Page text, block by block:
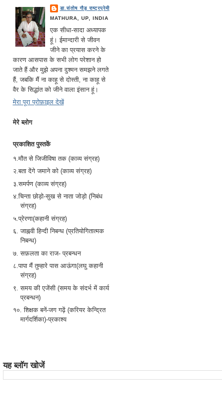
डा.संतोष गौड़ राष्ट्रप्रेमी
MATHURA, UP, INDIA
एक सीधा-सादा अध्यापक
हूं। ईमान्दारी से जीवन
जीने का प्रयास करने के
कारण आसपास के सभी लोग परेशान हो
जाते हैं और मुझे अपना दुश्मन समझने लगते
हैं, जबकि मैं ना काहू से दोस्ती, ना काहू से
वैर के सिद्धांत को जीने वाला इंसान हूं।
मेरा पूरा प्रोफ़ाइल देखें
मेरे ब्लोग
प्रकाशित पुस्तकें
१.मौत से जिजीविषा तक (काव्य संग्रह)
२.बता देंगे जमाने को (काव्य संग्रह)
३.समर्पण (काव्य संग्रह)
४.चिन्ता छोड़ो-सुख से नाता जोड़ो (निबंध
संग्रह)
५.प्रेरणा(कहानी संग्रह)
६. जाह्नवी हिन्दी निबन्ध (प्रतियोगितात्मक
निबन्ध)
७. सफ़लता का राज- प्रबन्धन
८.पापा मैं तुम्हारे पास आऊंगा(लघु कहानी
संग्रह)
९. समय की एजेंसी (समय के संदर्भ में कार्य
प्रबन्धन)
१०. शिक्षक बनें-जग गढ़ें (करियर केन्द्रित
मार्गदर्शिका)-प्रकाश्य
यह ब्लॉग खोजें